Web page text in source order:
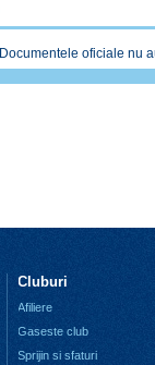
Documentele oficiale nu
Cluburi
Afiliere
Gaseste club
Sprijin si sfaturi